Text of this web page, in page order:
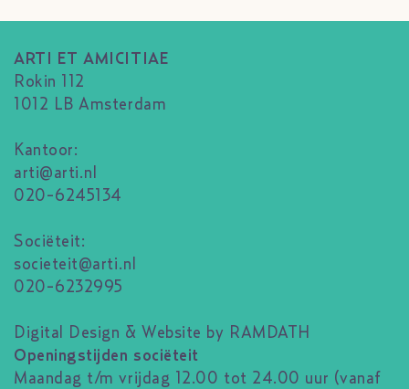
ARTI ET AMICITIAE
Rokin 112
1012 LB Amsterdam
Kantoor:
arti@arti.nl
020-6245134
Sociëteit:
societeit@arti.nl
020-6232995
Digital Design & Website by RAMDATH
Openingstijden sociëteit
Maandag t/m vrijdag 12.00 tot 24.00 uur (vanaf